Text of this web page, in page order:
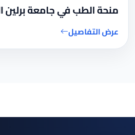
منحة الطب في جامعة برلين
عرض التفاصيل